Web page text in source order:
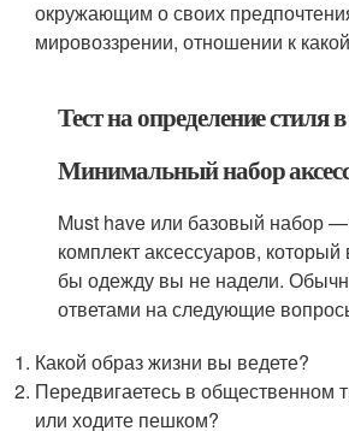
окружающим о своих
мировоззрении, отношении к
Тест на определение стиля
Минимальный набор
Must have или базовый набор
комплект аксессуаров,
бы одежду вы не надели.
ответами на следующие
Какой образ жизни вы ведете?
Передвигаетесь в общественном
или ходите пешком?